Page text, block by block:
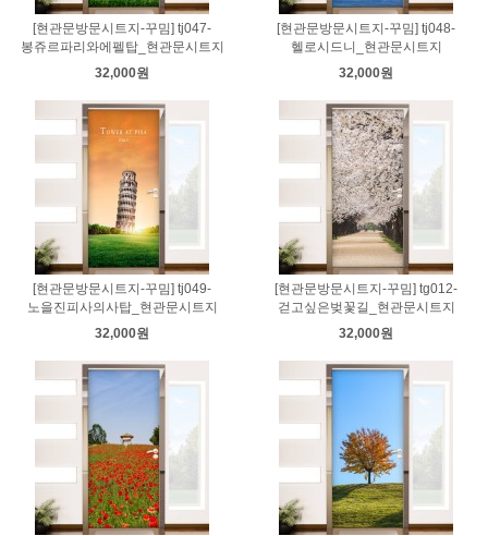
[현관문방문시트지-꾸밈] tj047-
봉쥬르파리와에펠탑_현관문시트지
32,000원
[현관문방문시트지-꾸밈] tj048-
헬로시드니_현관문시트지
32,000원
[현관문방문시트지-꾸밈] tj049-
노을진피사의사탑_현관문시트지
32,000원
[현관문방문시트지-꾸밈] tg012-
걷고싶은벚꽃길_현관문시트지
32,000원